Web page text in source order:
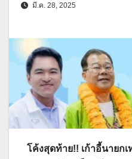
มี.ค. 28, 2025
โค้งสุดท้าย!! เก้าอี้นายก